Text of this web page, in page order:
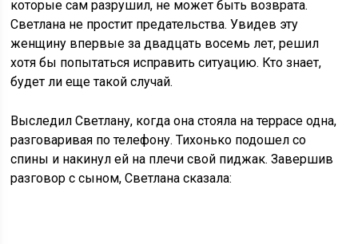
которые сам разрушил, не может быть возврата.
Светлана не простит предательства. Увидев эту
женщину впервые за двадцать восемь лет, решил
хотя бы попытаться исправить ситуацию. Кто знает,
будет ли еще такой случай.
Выследил Светлану, когда она стояла на террасе одна,
разговаривая по телефону. Тихонько подошел со
спины и накинул ей на плечи свой пиджак. Завершив
разговор с сыном, Светлана сказала: